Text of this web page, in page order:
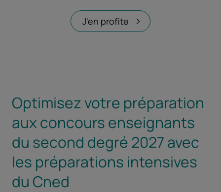
J'en profite
Optimisez votre préparation
aux concours enseignants
du second degré 2027 avec
les préparations intensives
du Cned